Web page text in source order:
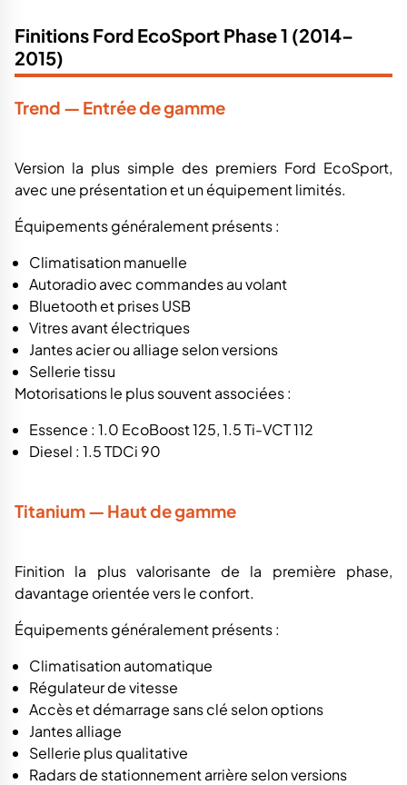
Finitions Ford EcoSport Phase 1 (2014–
2015)
Trend — Entrée de gamme
Version la plus simple des premiers Ford EcoSport,
avec une présentation et un équipement limités.
Équipements généralement présents :
Climatisation manuelle
Autoradio avec commandes au volant
Bluetooth et prises USB
Vitres avant électriques
Jantes acier ou alliage selon versions
Sellerie tissu
Motorisations le plus souvent associées :
Essence : 1.0 EcoBoost 125, 1.5 Ti-VCT 112
Diesel : 1.5 TDCi 90
Titanium — Haut de gamme
Finition la plus valorisante de la première phase,
davantage orientée vers le confort.
Équipements généralement présents :
Climatisation automatique
Régulateur de vitesse
Accès et démarrage sans clé selon options
Jantes alliage
Sellerie plus qualitative
Radars de stationnement arrière selon versions